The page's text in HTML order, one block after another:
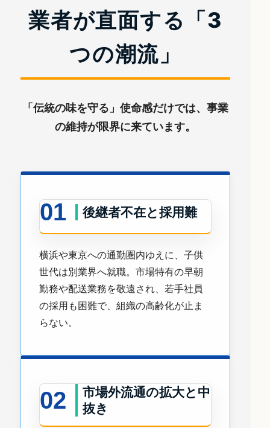
業者が直面する 「3
つの潮流」
「伝統の味を守る」使命感だけでは、事業
の維持が限界に来ています。
01 後継者不在と採用難
横浜や東京への通勤圏内ゆえに、子供
世代は別業界へ就職。市場特有の早朝
勤務や配送業務を敬遠され、若手社員
の採用も困難で、組織の高齢化が止ま
らない。
02
市場外流通の拡大と中
抜き